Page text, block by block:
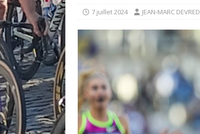
7 juillet 2024 JEAN-MARC DEVRED